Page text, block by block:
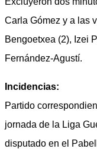
Carla Gómez y a las
Bengoetxea (2), Izei
Fernández-Agustí.
Incidencias:
Partido
jornada de la Liga
disputado en el